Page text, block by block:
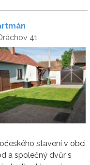
41
stavení v obci
a společný dvůr s